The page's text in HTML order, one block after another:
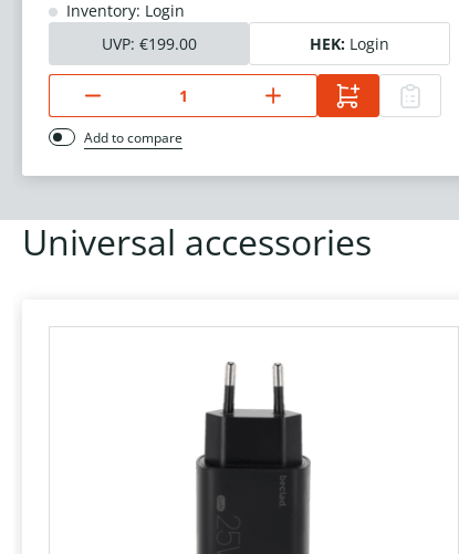
Inventory: Login
UVP: €199.00 HEK: Login
Add to compare
Universal accessories